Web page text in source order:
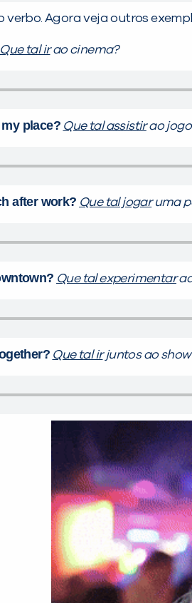
verbo. Agora veja outros
Que tal irao cinema?
place? Que tal assistirao jogo
after work? Que tal jogaruma
Que tal experimentar
Que tal irjuntos ao